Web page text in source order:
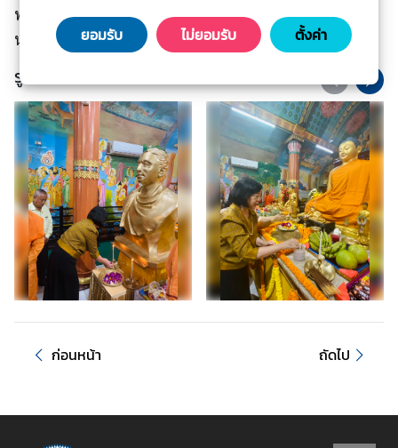
เ
ท
ศ
ไ
ท
ย
กั
บ
อ
า
พระเจ้าพี่นางเธอ เจ้าฟ้ากัลยาณิวัฒนา กรมหลวง
นราธิวาสราชนครินทร์ เมื่อ พ.ศ. ๒๕๕๐
รูปภาพประกอบ
ก่อนหน้า ถัดไป
ยอมรับ ไม่ยอมรับ ตั้งค่า